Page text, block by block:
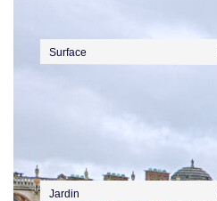
Surface
Jardin